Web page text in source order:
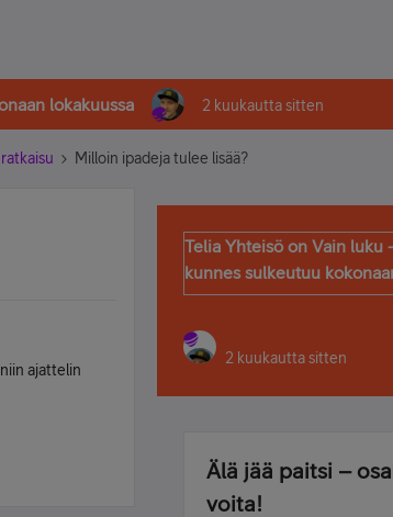
lokakuussa 2 kuukautta sitten
Milloin ipadeja tulee lisää?
ajattelin
Telia Yhteisö on Vain luku
kunnes sulkeutuu
2 kuukautta sitten
Älä jää paitsi –
voita!